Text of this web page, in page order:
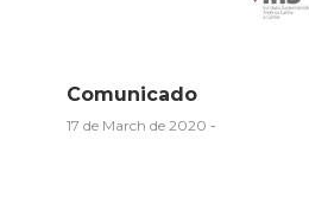
Comunicado
17 de March de 2020 -